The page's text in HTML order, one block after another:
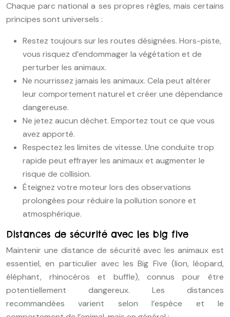
Chaque parc national a ses propres règles, mais certains
principes sont universels :
Restez toujours sur les routes désignées. Hors-piste,
vous risquez d’endommager la végétation et de
perturber les animaux.
Ne nourrissez jamais les animaux. Cela peut altérer
leur comportement naturel et créer une dépendance
dangereuse.
Ne jetez aucun déchet. Emportez tout ce que vous
avez apporté.
Respectez les limites de vitesse. Une conduite trop
rapide peut effrayer les animaux et augmenter le
risque de collision.
Éteignez votre moteur lors des observations
prolongées pour réduire la pollution sonore et
atmosphérique.
Distances de sécurité avec les big five
Maintenir une distance de sécurité avec les animaux est
essentiel, en particulier avec les Big Five (lion, léopard,
éléphant, rhinocéros et buffle), connus pour être
potentiellement dangereux. Les distances
recommandées varient selon l’espèce et le